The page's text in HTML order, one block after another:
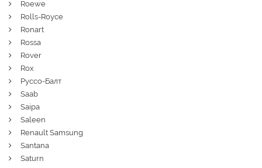
Roewe
Rolls-Royce
Ronart
Rossa
Rover
Rox
Руссо-Балт
Saab
Saipa
Saleen
Renault Samsung
Santana
Saturn